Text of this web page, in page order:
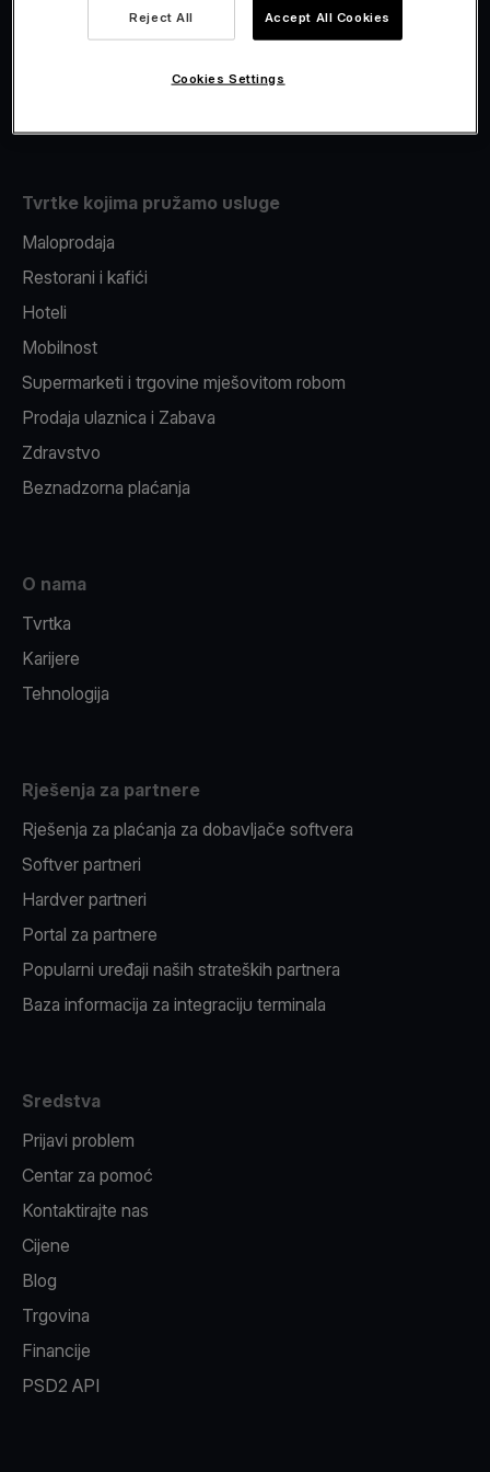
Fiskalizacija
Tvrtke kojima pružamo usluge
Maloprodaja
Restorani i kafići
Hoteli
Mobilnost
Supermarketi i trgovine mješovitom robom
Prodaja ulaznica i Zabava
Zdravstvo
Beznadzorna plaćanja
O nama
Tvrtka
Karijere
Tehnologija
Rješenja za partnere
Rješenja za plaćanja za dobavljače softvera
Softver partneri
Hardver partneri
Portal za partnere
Popularni uređaji naših strateških partnera
Baza informacija za integraciju terminala
Sredstva
Prijavi problem
Centar za pomoć
Kontaktirajte nas
Cijene
Blog
Trgovina
Financije
PSD2 API
Reject All Accept All Cookies
Cookies Settings